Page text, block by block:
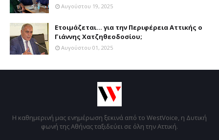
Αυγούστου 19, 2025
Ετοιμάζεται... για την Περιφέρεια Αττικής ο
Γιάννης Χατζηθεοδοσίου;
Αυγούστου 01, 2025
Η καθημερινή μας ενημέρωση ξεκινά από το WestVoice, η Δυτική
φωνή της Αθήνας ταξιδεύει σε όλη την Αττική.